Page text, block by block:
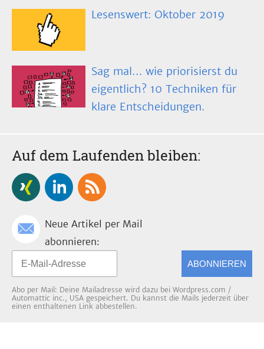
Lesenswert: Oktober 2019
Sag mal… wie priorisierst du
eigentlich? 10 Techniken für
klare Entscheidungen.
Auf dem Laufenden bleiben:
Neue Artikel per Mail
abonnieren:
ABONNIEREN
Abo per Mail: Deine Mailadresse wird dazu bei Wordpress.com /
Automattic inc., USA gespeichert. Du kannst die Mails jederzeit über
einen enthaltenen Link abbestellen.